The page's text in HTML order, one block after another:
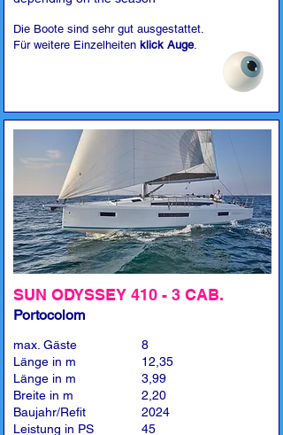
Die Boote sind sehr gut ausgestattet.
Für weitere Einzelheiten klick Auge.
SUN ODYSSEY 410 - 3 CAB.
Portocolom
max. Gäste
Länge in m
Länge in m
Breite in m
Baujahr/Refit
Leistung in PS
8
12,35
3,99
2,20
2024
45